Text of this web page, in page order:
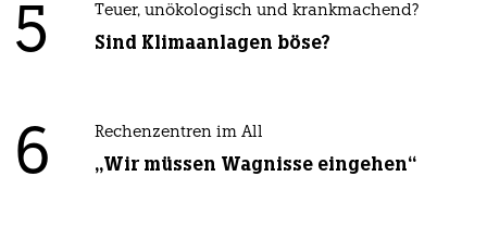
5 Teuer, unökologisch und krankmachend?
Sind Klimaanlagen böse?
6 Rechenzentren im All
„Wir müssen Wagnisse eingehen“